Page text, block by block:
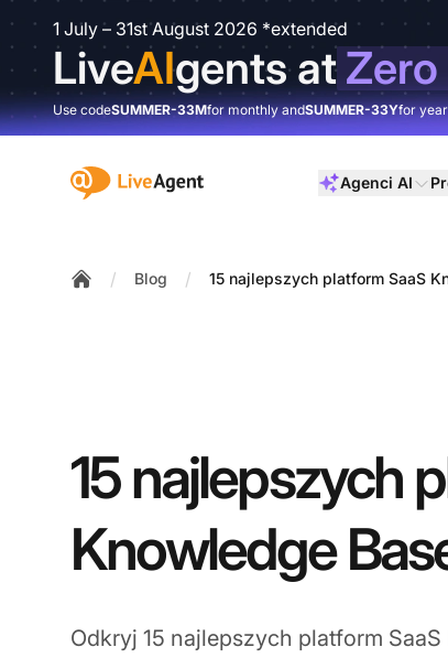
1 July – 31st August 2026 *extended
LiveAIgents at
Use codeSUMMER-33Mfor monthly andSUMMER-33Yfor
:site.title Agenci AI
/ Blog / 15 najlepszych platform SaaS
15 najlepszych
Knowledge
Odkryj 15 najlepszych platform